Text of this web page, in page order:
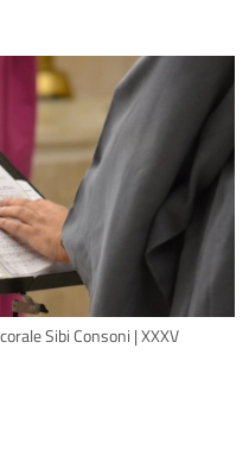
Sibi Consoni | XXXV